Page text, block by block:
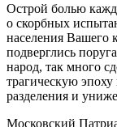
Острой болью
о скорбных
населения Вашего
подверглись
народ, так много
трагическую эпоху
разделения и
Московский